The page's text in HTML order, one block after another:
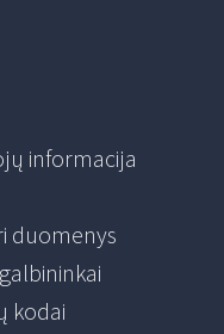
informacija
duomenys
kodai